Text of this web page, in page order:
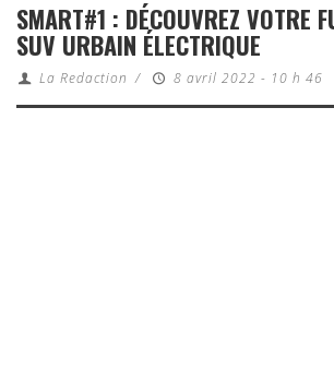
SMART#1 : DÉCOUVREZ VOTRE
SUV URBAIN ÉLECTRIQUE
La Redaction / 8 avril 2022 - 10 h 46